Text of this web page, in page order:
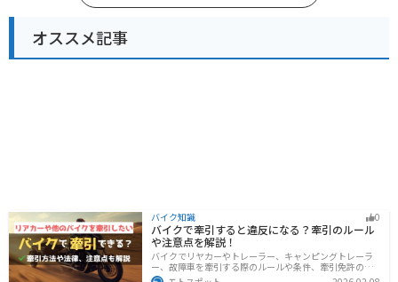
オススメ記事
バイク知識 0
バイクで牽引すると違反になる？牽引のルール
や注意点を解説！
バイクでリヤカーやトレーラー、キャンピングトレーラ
ー、故障車を牽引する際のルールや条件、牽引免許の有
無、速度制限、必要な装備をわかりやすく解説。メリッ